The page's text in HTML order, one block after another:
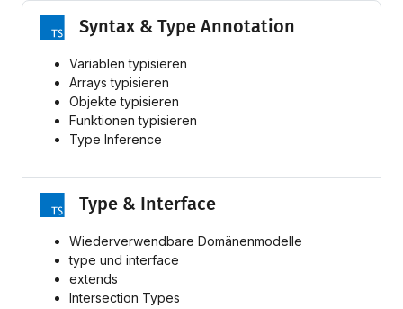
Syntax & Type Annotation
Variablen typisieren
Arrays typisieren
Objekte typisieren
Funktionen typisieren
Type Inference
Type & Interface
Wiederverwendbare Domänenmodelle
type und interface
extends
Intersection Types